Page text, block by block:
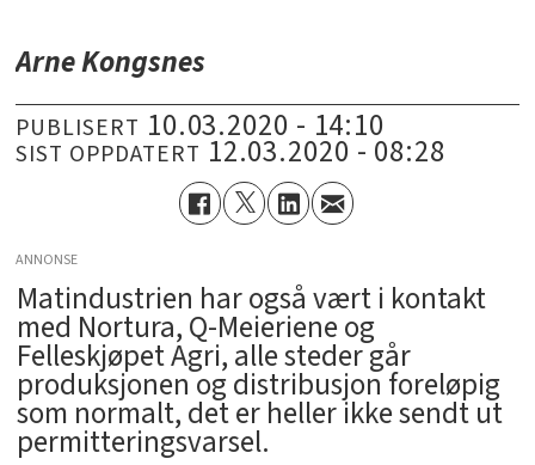
Arne Kongsnes
PUBLISERT 10.03.2020 - 14:10
SIST OPPDATERT 12.03.2020 - 08:28
ANNONSE
Matindustrien har også vært i kontakt
med Nortura, Q-Meieriene og
Felleskjøpet Agri, alle steder går
produksjonen og distribusjon foreløpig
som normalt, det er heller ikke sendt ut
permitteringsvarsel.